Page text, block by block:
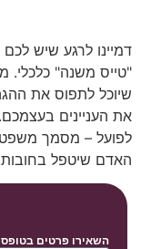
דמיינו לרגע שיש
"טייס משנה" כלכלי.
שיוכל לתפוס את
את העניינים
לפועל – מסמך
האדם שיטפל
השאירו פרטים בטופס